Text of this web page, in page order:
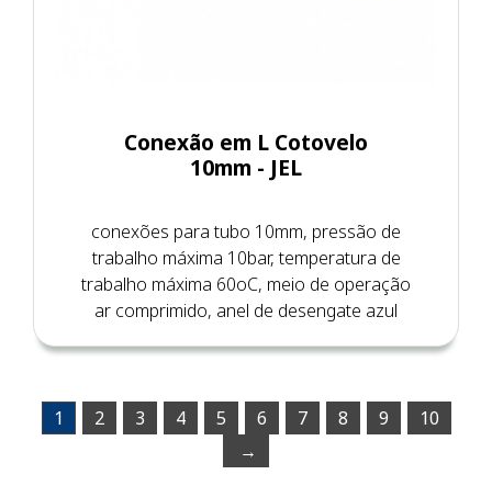
Conexão em L Cotovelo
10mm - JEL
conexões para tubo 10mm, pressão de
trabalho máxima 10bar, temperatura de
trabalho máxima 60oC, meio de operação
ar comprimido, anel de desengate azul
1 2 3 4 5 6 7 8 9
10
→